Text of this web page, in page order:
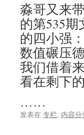
淼哥又来
的第535
的四小强
数值碾压
我们借着
看在剩下
……
发表在 专栏, 内容分